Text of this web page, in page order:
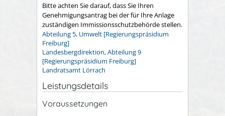
Bitte achten Sie darauf, dass Sie Ihren
Genehmigungsantrag bei der für Ihre Anlage
zuständigen Immissionsschutzbehörde stellen.
Abteilung 5, Umwelt [Regierungspräsidium
Freiburg]
Landesbergdirektion, Abteilung 9
[Regierungspräsidium Freiburg]
Landratsamt Lörrach
Leistungsdetails
Voraussetzungen